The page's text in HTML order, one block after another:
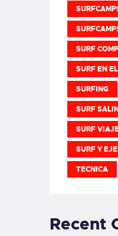
SURF
SURF EN
SURFING
SURF
SURF
SURF Y
TECNICA
Recent